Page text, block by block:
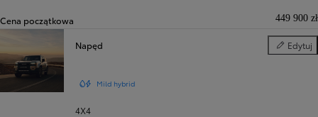
Cena początkowa 449 900 zł
Napęd Edytuj
Napęd
Mild hybrid
4X4